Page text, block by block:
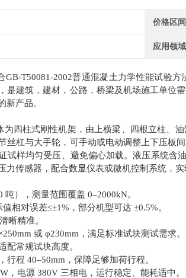
价格区间
应用领域
T50081-2002普通混凝土力学性能试验方
是建筑，建材，公路，桥梁及机场施工单位
新产品。
柱式刚性机架，由上横梁、四根立柱、油
丝杠与大手轮，可手动或电动调整上下压板
试样均匀受压、避免偏心加载。液压系统含
力传感器，配合数显仪表或微机控制系统，实
），测量范围覆盖 0–2000kN。
对误差≤±1%，部分机型可达 ±0.5%。
精准。
或 φ230mm，满足标准试块测试需求。
常规试块高度。
程 40–50mm，保障足够加荷行程。
电源 380V 三相电，运行稳定、能耗适中。